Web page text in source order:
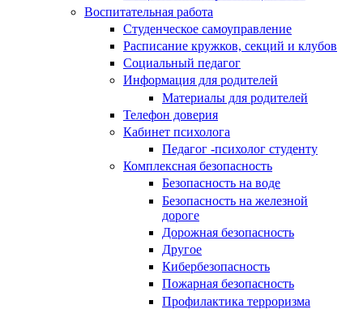
Воспитательная работа
Студенческое самоуправление
Расписание кружков, секций и клубов
Социальный педагог
Информация для родителей
Материалы для родителей
Телефон доверия
Кабинет психолога
Педагог -психолог студенту
Комплексная безопасность
Безопасность на воде
Безопасность на железной
дороге
Дорожная безопасность
Другое
Кибербезопасность
Пожарная безопасность
Профилактика терроризма